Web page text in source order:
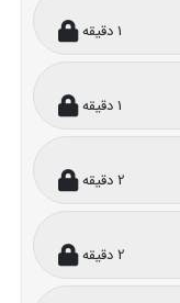
1 دقیقه
1 دقیقه
2 دقیقه
2 دقیقه